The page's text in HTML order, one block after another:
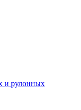
и рулонных